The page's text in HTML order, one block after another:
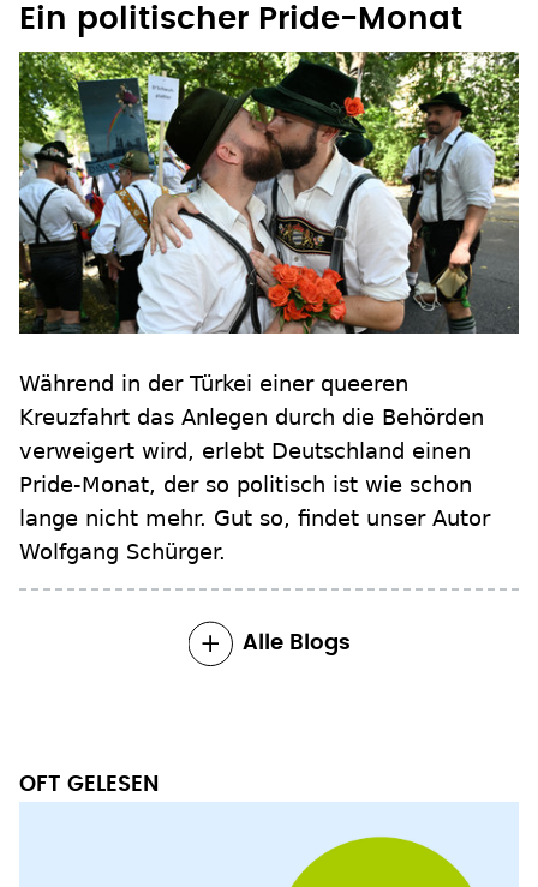
Ein politischer Pride-Monat
Während in der Türkei einer queeren
Kreuzfahrt das Anlegen durch die Behörden
verweigert wird, erlebt Deutschland einen
Pride-Monat, der so politisch ist wie schon
lange nicht mehr. Gut so, findet unser Autor
Wolfgang Schürger.
Alle Blogs
OFT GELESEN